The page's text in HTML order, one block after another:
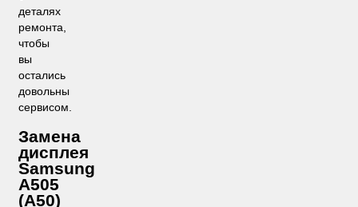
деталях
ремонта,
чтобы
вы
остались
довольны
сервисом.
Замена
дисплея
Samsung
A505
(A50)